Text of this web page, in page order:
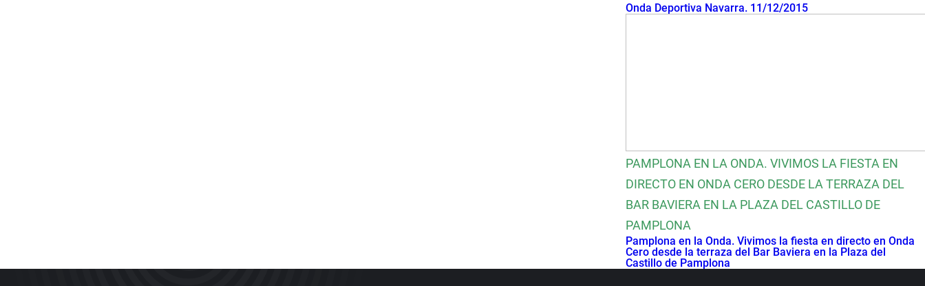
Onda Deportiva Navarra. 11/12/2015
PAMPLONA EN LA ONDA. VIVIMOS LA FIESTA EN
DIRECTO EN ONDA CERO DESDE LA TERRAZA DEL
BAR BAVIERA EN LA PLAZA DEL CASTILLO DE
PAMPLONA
Pamplona en la Onda. Vivimos la fiesta en directo en Onda
Cero desde la terraza del Bar Baviera en la Plaza del
Castillo de Pamplona